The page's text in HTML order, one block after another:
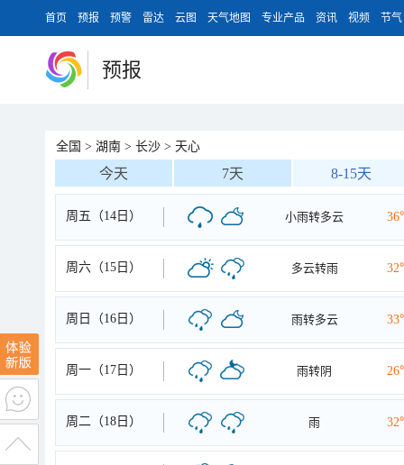
首页 预报 预警 雷达 云图 天气地图 专业产品 资讯 视频 节气
预报
全国 > 湖南 > 长沙 > 天心
今天 7天 8-15天
周五（14日） 小雨转多云
周六（15日） 多云转雨
周日（16日） 雨转多云
周一（17日） 雨转阴
周二（18日） 雨